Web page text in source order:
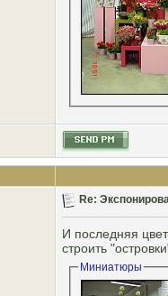
Re:
И последняя
строить
Миниатюры